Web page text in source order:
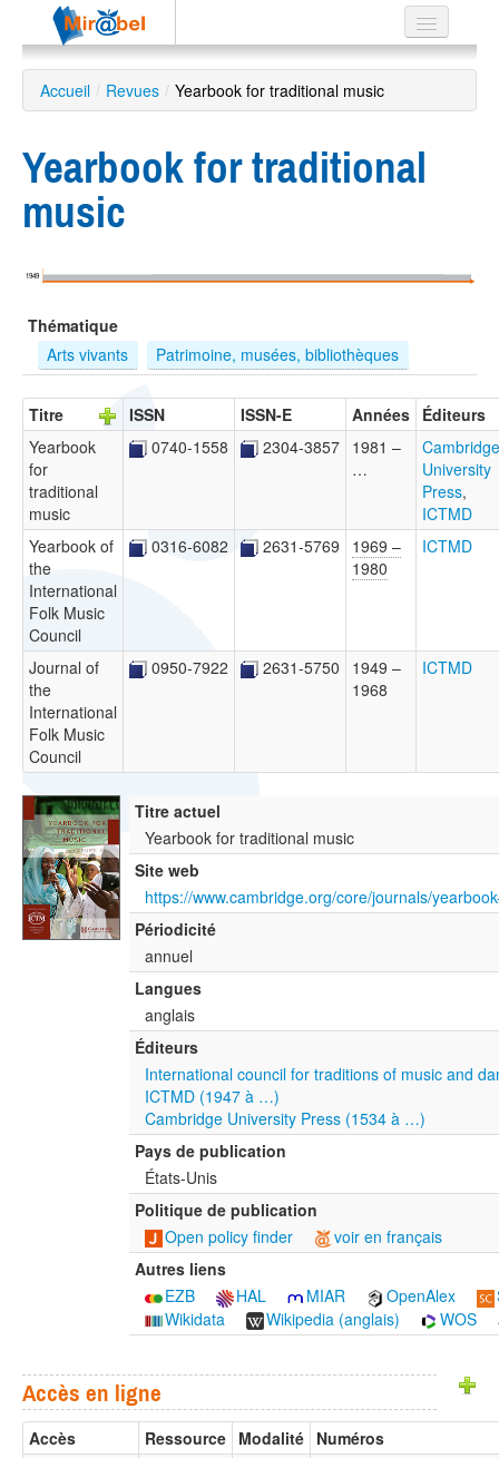
Le réseau
Soutien
Listes
Recherche
EN
ES
?
Accueil / Revues / Yearbook for traditional music
Yearbook for traditional
music
1949
Thématique
Arts vivants
Patrimoine, musées, bibliothèques
Titre ISSN ISSN-E Années Éditeurs
Yearbook
for
traditional
music
0740-1558 2304-3857 1981 –
…
Cambridge
University
Press,
ICTMD
Yearbook of
the
International
Folk Music
Council
0316-6082 2631-5769
1969 –
1980
ICTMD
Journal of
the
International
Folk Music
Council
0950-7922 2631-5750
1949 –
1968
ICTMD
Titre actuel
Yearbook for traditional music
Site web
Périodicité
annuel
Langues
anglais
Éditeurs
International council for traditions of music and
ICTMD (1947 à …)
Cambridge University Press (1534 à …)
Pays de publication
États-Unis
Politique de publication
Open policy finder
voir en français
Autres liens
EZB
HAL MIAR OpenAlex
Wikidata
Wikipedia (anglais) WOS
Accès en ligne
Accès Ressource Modalité Numéros